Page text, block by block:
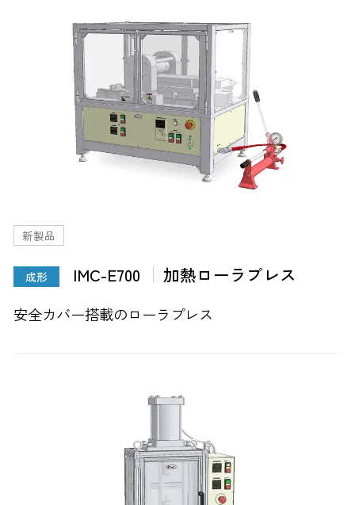
新製品
成形 IMC-E700 加熱ローラプレス
安全カバー搭載のローラプレス